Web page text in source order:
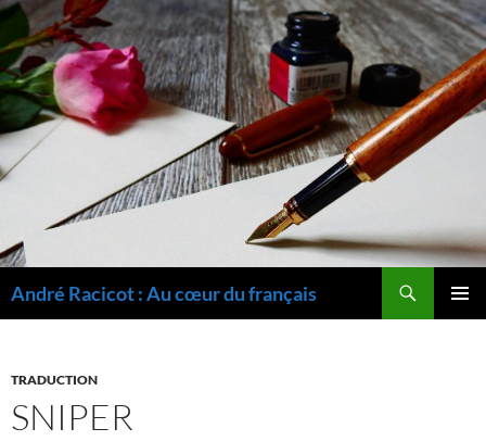
André Racicot : Au cœur du français
TRADUCTION
SNIPER